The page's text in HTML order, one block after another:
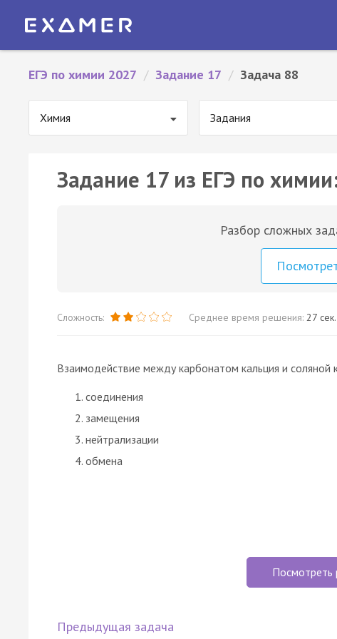
ЕГЭ по химии 2027 / Задание 17 / Задача 88
Химия Задания
Задание 17 из ЕГЭ по
Разбор сложных
Сложность: Среднее время решения: 27 сек.
Взаимодействие между карбонатом кальция и соляной
соединения
замещения
нейтрализации
обмена
Посмотреть
Предыдущая задача